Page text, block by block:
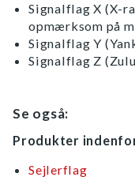
Signalflag X (X-
opmærksom på
Signalflag Y
Signalflag Z
Se også:
Produkter
Sejlerflag